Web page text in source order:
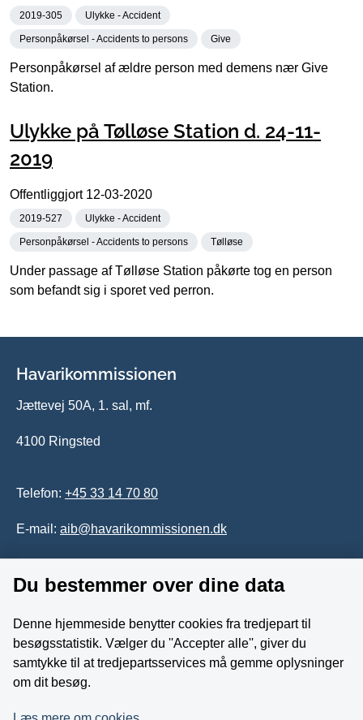
2019-305 Ulykke - Accident
Personpåkørsel - Accidents to persons Give
Personpåkørsel af ældre person med demens nær Give
Station.
Ulykke på Tølløse Station d. 24-11-
2019
Offentliggjort 12-03-2020
2019-527 Ulykke - Accident
Personpåkørsel - Accidents to persons Tølløse
Under passage af Tølløse Station påkørte tog en person
som befandt sig i sporet ved perron.
Havarikommissionen
Jættevej 50A, 1. sal, mf.
4100 Ringsted
Telefon: +45 33 14 70 80
E-mail: aib@havarikommissionen.dk
Tilgængelighedserklæring
Whistleblowerordning
Følg os på YouTube
Du bestemmer over dine data
Denne hjemmeside benytter cookies fra tredjepart til
besøgsstatistik. Vælger du ''Accepter alle'', giver du
samtykke til at tredjepartsservices må gemme oplysninger
om dit besøg.